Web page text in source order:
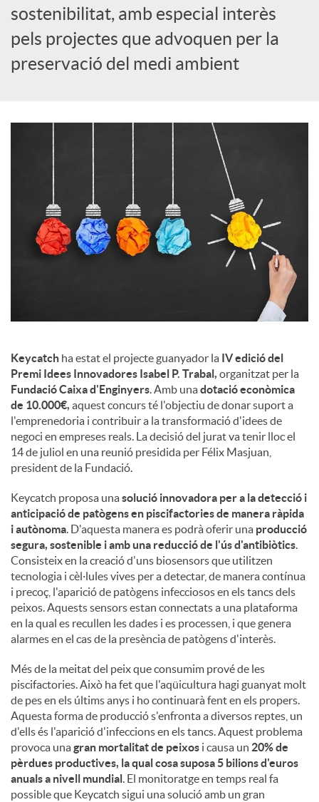
i
a
sostenibilitat, amb especial interès
pels projectes que advoquen per la
preservació del medi ambient
Keycatch ha estat el projecte guanyador la IV edició del
Premi Idees Innovadores Isabel P. Trabal, organitzat per la
Fundació Caixa d'Enginyers. Amb unadotació econòmica
de 10.000€, aquest concurs té l'objectiu de donar suport a
l'emprenedoria i contribuir a la transformació d'idees de
negoci en empreses reals. La decisió del jurat va tenir lloc el
14 de juliol en una reunió presidida per Félix Masjuan,
president de la Fundació.
Keycatch proposa unasolució innovadora per a la detecció i
anticipació de patògens en piscifactories de manera ràpida
i autònoma. D'aquesta manera es podrà oferir una producció
segura, sostenible i amb una reducció de l'ús d'antibiòtics.
Consisteix en la creació d'uns biosensors que utilitzen
tecnologia i cèl·lules vives per a detectar, de manera contínua
i precoç, l'aparició de patògens infecciosos en els tancs dels
peixos. Aquests sensors estan connectats a una plataforma
en la qual es recullen les dades i es processen, i que genera
alarmes en el cas de la presència de patògens d'interès.
Més de la meitat del peix que consumim prové de les
piscifactories. Això ha fet que l'aqüicultura hagi guanyat molt
de pes en els últims anys i ho continuarà fent en els propers.
Aquesta forma de producció s'enfronta a diversos reptes, un
d'ells és l'aparició d'infeccions en els tancs. Aquest problema
provoca unagran mortalitat de peixos i causa un 20% de
pèrdues productives, la qual cosa suposa 5 bilions d'euros
anuals a nivell mundial. El monitoratge en temps real fa
possible que Keycatch sigui una solució amb un gran